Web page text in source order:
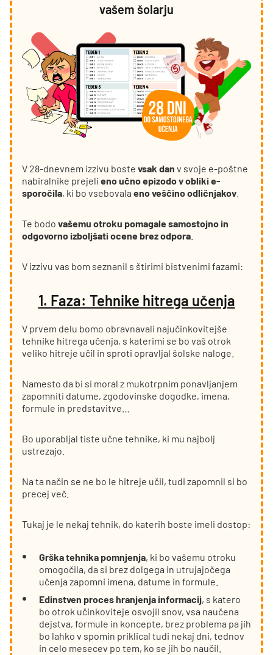
vašem šolarju
V 28-dnevnem izzivu boste vsak dan v svoje e-poštne
nabiralnike prejeli eno učno epizodo v obliki e-
sporočila, ki bo vsebovala eno veščino odličnjakov
Te bodo vašemu otroku pomagale samostojno in
odgovorno izboljšati ocene brez odpora
V izzivu vas bom seznanil s štirimi bistvenimi fazami:
1. Faza: Tehnike hitrega učenja
V prvem delu bomo obravnavali najučinkovitejše
tehnike hitrega učenja, s katerimi se bo vaš otrok
veliko hitreje učil in sproti opravljal šolske naloge.
Namesto da bi si moral z mukotrpnim ponavljanjem
zapomniti datume, zgodovinske dogodke, imena,
formule in predstavitve…
Bo uporabljal tiste učne tehnike, ki mu najbolj
ustrezajo.
Na ta način se ne bo le hitreje učil, tudi zapomnil si bo
precej več.
Tukaj je le nekaj tehnik, do katerih boste imeli dostop:
Grška tehnika pomnjenja, ki bo vašemu otroku
omogočila, da si brez dolgega in utrujajočega
učenja zapomni imena, datume in formule.
Edinstven proces hranjenja informacij, s katero
bo otrok učinkoviteje osvojil snov, vsa naučena
dejstva, formule in koncepte, brez problema pa jih
bo lahko v spomin priklical tudi nekaj dni, tednov
in celo mesecev po tem, ko se jih bo naučil.